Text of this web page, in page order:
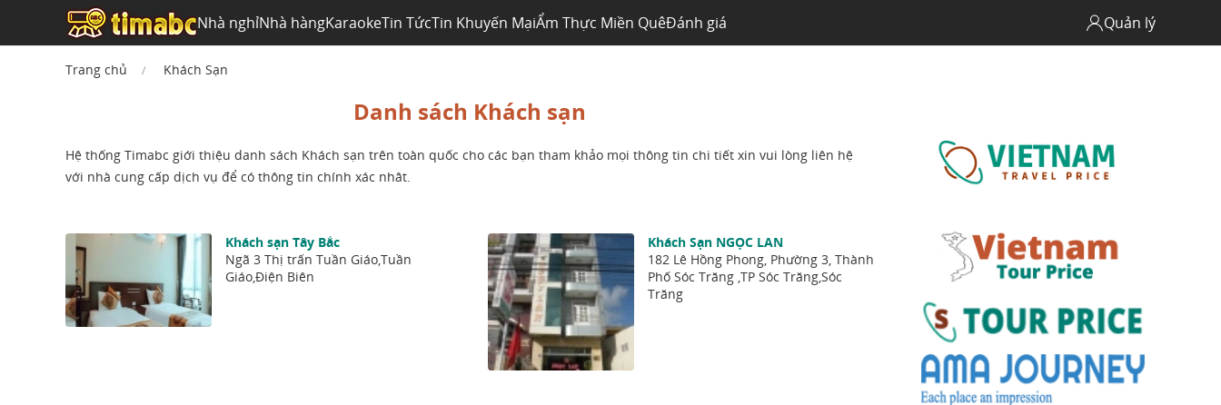
Nhà nghỉNhà hàngKaraokeTin TứcTin Khuyến MạiẨm Thực Miền QuêĐánh giá Quản lý
Trang chủ Khách Sạn
Danh sách Khách sạn
Hệ thống Timabc giới thiệu danh sách Khách sạn trên toàn quốc cho các bạn tham khảo mọi thông tin chi tiết xin vui lòng liên hệ
với nhà cung cấp dịch vụ để có thông tin chính xác nhât.
Khách sạn Tây Bắc
Ngã 3 Thị trấn Tuần Giáo,Tuần
Giáo,Điện Biên
Khách Sạn NGỌC LAN
182 Lê Hồng Phong, Phường 3, Thành
Phố Sóc Trăng ,TP Sóc Trăng,Sóc
Trăng